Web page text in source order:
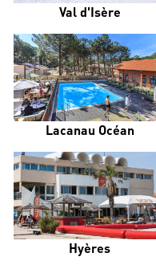
Val d'Isère
Lacanau Océan
Hyères